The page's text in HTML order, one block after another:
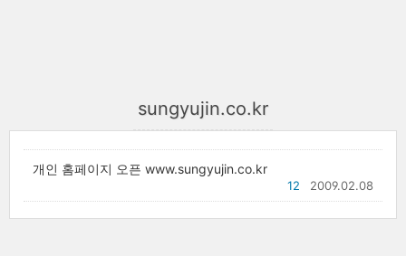
sungyujin.co.kr
개인 홈페이지 오픈 www.sungyujin.co.kr
2009.02.08
12